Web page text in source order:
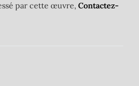
par cette œuvre, Contactez-